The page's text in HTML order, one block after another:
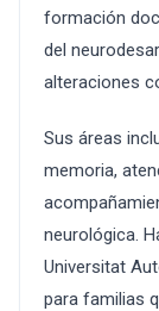
formación
del
alteraciones
Sus áreas
memoria,
neurológica.
Universitat
para familias